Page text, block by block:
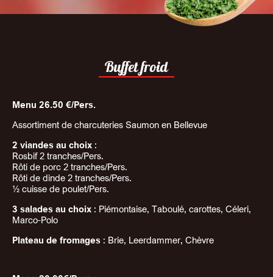
Buffet froid
Menu 26.50 €/Pers.
Assortiment de charcuteries Saumon en Bellevue
2 viandes au choix :
Rosbif 2 tranches/Pers.
Rôti de porc 2 tranches/Pers.
Rôti de dinde 2 tranches/Pers.
½ cuisse de poulet/Pers.
3 salades au choix : Piémontaise, Taboulé, carottes, Céleri,
Marco-Polo
Plateau de fromages : Brie, Leerdammer, Chèvre